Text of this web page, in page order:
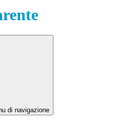
di navigazione